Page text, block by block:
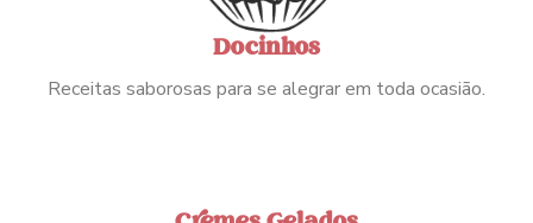
Docinhos
Receitas saborosas para se alegrar em toda ocasião.